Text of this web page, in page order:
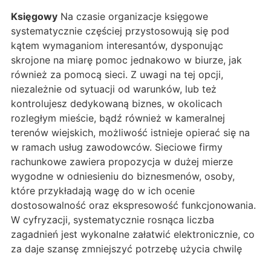
Księgowy Na czasie organizacje księgowe
systematycznie częściej przystosowują się pod
kątem wymaganiom interesantów, dysponując
skrojone na miarę pomoc jednakowo w biurze, jak
również za pomocą sieci. Z uwagi na tej opcji,
niezależnie od sytuacji od warunków, lub też
kontrolujesz dedykowaną biznes, w okolicach
rozległym mieście, bądź również w kameralnej
terenów wiejskich, możliwość istnieje opierać się na
w ramach usług zawodowców. Sieciowe firmy
rachunkowe zawiera propozycja w dużej mierze
wygodne w odniesieniu do biznesmenów, osoby,
które przykładają wagę do w ich ocenie
dostosowalność oraz ekspresowość funkcjonowania.
W cyfryzacji, systematycznie rosnąca liczba
zagadnień jest wykonalne załatwić elektronicznie, co
za daje szansę zmniejszyć potrzebę użycia chwilę